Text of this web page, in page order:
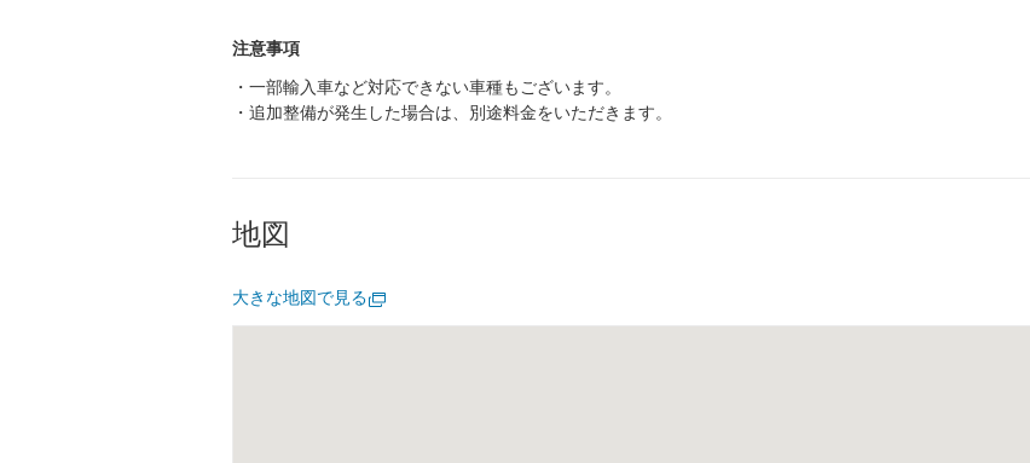
注意事項
・一部輸入車など対応できない車種もございます。
・追加整備が発生した場合は、別途料金をいただきます。
地図
大きな地図で見る